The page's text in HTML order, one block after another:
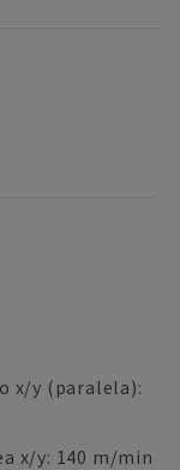
x/y (paralela):
x/y: 140 m/min